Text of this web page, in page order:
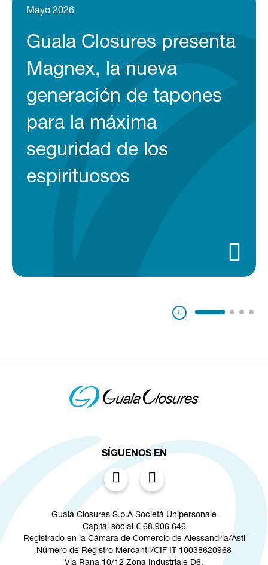
Mayo 2026
Guala Closures presenta
Magnex, la nueva
generación de tapones
para la máxima
seguridad de los
espirituosos
Pausa
SÍGUENOS EN
Guala Closures S.p.A Società Unipersonale
Capital social € 68.906.646
Registrado en la Cámara de Comercio de Alessandria/Asti
Número de Registro Mercantil/CIF IT 10038620968
Via Rana 10/12 Zona Industriale D6,